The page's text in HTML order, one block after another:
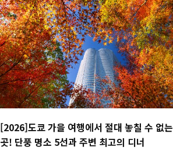
[2026]도쿄 가을 여행에서 절대 놓칠 수 없는
곳! 단풍 명소 5선과 주변 최고의 디너